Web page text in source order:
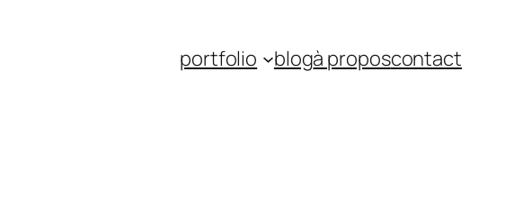
portfolio blogà proposcontact